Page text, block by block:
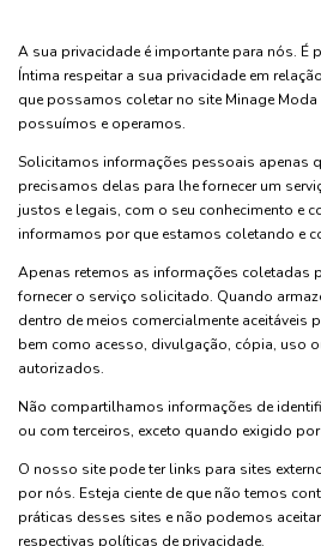
A sua privacidade é importante para nós. É
Íntima respeitar a sua privacidade em
que possamos coletar no site Minage
possuímos e operamos.
Solicitamos informações pessoais apenas
precisamos delas para lhe fornecer um
justos e legais, com o seu conhecimento e
informamos por que estamos coletando e
Apenas retemos as informações coletadas
fornecer o serviço solicitado. Quando
dentro de meios comercialmente aceitáveis
bem como acesso, divulgação, cópia, uso
autorizados.
Não compartilhamos informações de
ou com terceiros, exceto quando exigido por
O nosso site pode ter links para sites
por nós. Esteja ciente de que não temos
práticas desses sites e não podemos
respectivas políticas de privacidade.